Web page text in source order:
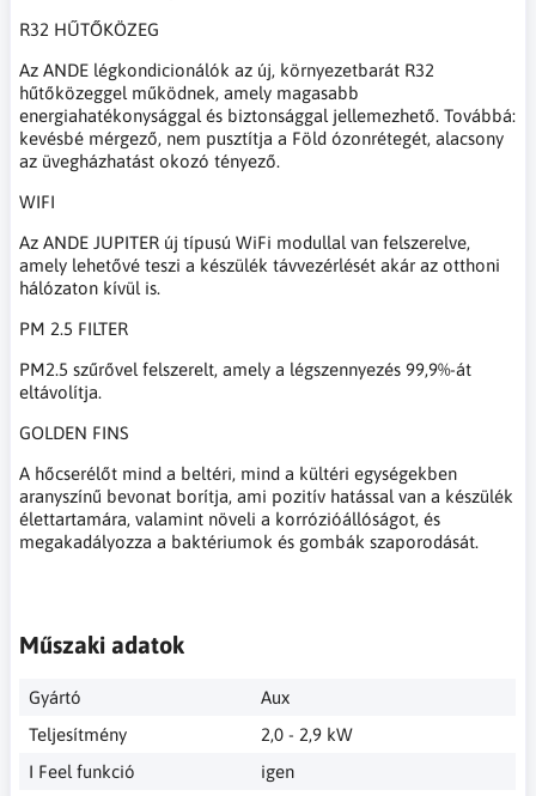
R32 HŰTŐKÖZEG
Az ANDE légkondicionálók az új, környezetbarát R32
hűtőközeggel működnek, amely magasabb
energiahatékonysággal és biztonsággal jellemezhető. Továbbá:
kevésbé mérgező, nem pusztítja a Föld ózonrétegét, alacsony
az üvegházhatást okozó tényező.
WIFI
Az ANDE JUPITER új típusú WiFi modullal van felszerelve,
amely lehetővé teszi a készülék távvezérlését akár az otthoni
hálózaton kívül is.
PM 2.5 FILTER
PM2.5 szűrővel felszerelt, amely a légszennyezés 99,9%-át
eltávolítja.
GOLDEN FINS
A hőcserélőt mind a beltéri, mind a kültéri egységekben
aranyszínű bevonat borítja, ami pozitív hatással van a készülék
élettartamára, valamint növeli a korrózióállóságot, és
megakadályozza a baktériumok és gombák szaporodását.
Műszaki adatok
Gyártó
Aux
Teljesítmény
2,0 - 2,9 kW
I Feel funkció
igen